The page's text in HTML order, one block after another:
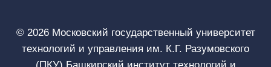
© 2026 Московский государственный университет
технологий и управления им. К.Г. Разумовского